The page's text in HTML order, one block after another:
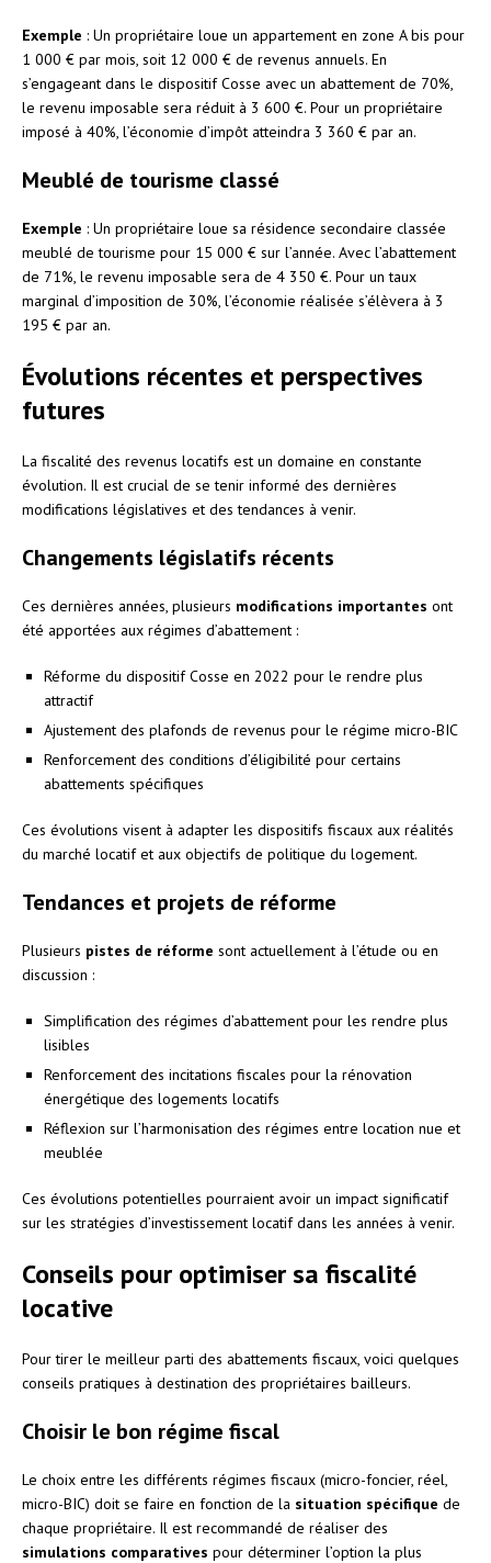
Exemple : Un propriétaire loue un appartement en zone A bis pour
1 000 € par mois, soit 12 000 € de revenus annuels. En
s’engageant dans le dispositif Cosse avec un abattement de 70%,
le revenu imposable sera réduit à 3 600 €. Pour un propriétaire
imposé à 40%, l’économie d’impôt atteindra 3 360 € par an.
Meublé de tourisme classé
Exemple : Un propriétaire loue sa résidence secondaire classée
meublé de tourisme pour 15 000 € sur l’année. Avec l’abattement
de 71%, le revenu imposable sera de 4 350 €. Pour un taux
marginal d’imposition de 30%, l’économie réalisée s’élèvera à 3
195 € par an.
Évolutions récentes et perspectives
futures
La fiscalité des revenus locatifs est un domaine en constante
évolution. Il est crucial de se tenir informé des dernières
modifications législatives et des tendances à venir.
Changements législatifs récents
Ces dernières années, plusieurs modifications importantes ont
été apportées aux régimes d’abattement :
Réforme du dispositif Cosse en 2022 pour le rendre plus
attractif
Ajustement des plafonds de revenus pour le régime micro-BIC
Renforcement des conditions d’éligibilité pour certains
abattements spécifiques
Ces évolutions visent à adapter les dispositifs fiscaux aux réalités
du marché locatif et aux objectifs de politique du logement.
Tendances et projets de réforme
Plusieurs pistes de réforme sont actuellement à l’étude ou en
discussion :
Simplification des régimes d’abattement pour les rendre plus
lisibles
Renforcement des incitations fiscales pour la rénovation
énergétique des logements locatifs
Réflexion sur l’harmonisation des régimes entre location nue et
meublée
Ces évolutions potentielles pourraient avoir un impact significatif
sur les stratégies d’investissement locatif dans les années à venir.
Conseils pour optimiser sa fiscalité
locative
Pour tirer le meilleur parti des abattements fiscaux, voici quelques
conseils pratiques à destination des propriétaires bailleurs.
Choisir le bon régime fiscal
Le choix entre les différents régimes fiscaux (micro-foncier, réel,
micro-BIC) doit se faire en fonction de la situation spécifique de
chaque propriétaire. Il est recommandé de réaliser des
simulations comparatives pour déterminer l’option la plus